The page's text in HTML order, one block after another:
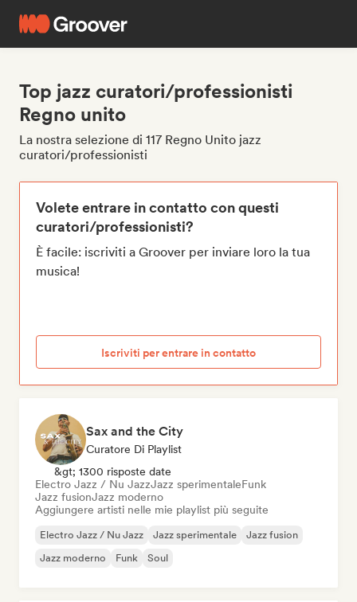
Top jazz curatori/professionisti
Regno unito
La nostra selezione di 117 Regno Unito jazz
curatori/professionisti
Volete entrare in contatto con questi
curatori/professionisti?
È facile: iscriviti a Groover per inviare loro la tua
musica!
Iscriviti per entrare in contatto
Sax and the City
Curatore Di Playlist
&gt; 1300 risposte date
Electro Jazz / Nu JazzJazz sperimentaleFunk
Jazz fusionJazz moderno
Aggiungere artisti nelle mie playlist più seguite
Electro Jazz / Nu Jazz Jazz sperimentale
Jazz fusion
Jazz moderno
Funk Soul